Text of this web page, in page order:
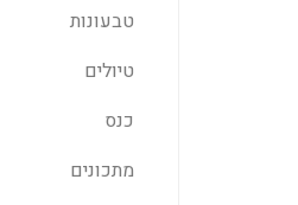
טבעונות
טיולים
כנס
מתכונים